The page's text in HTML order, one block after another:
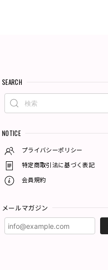
SEARCH
NOTICE
プライバシーポリシー
特定商取引法に基づく表記
会員規約
メールマガジン